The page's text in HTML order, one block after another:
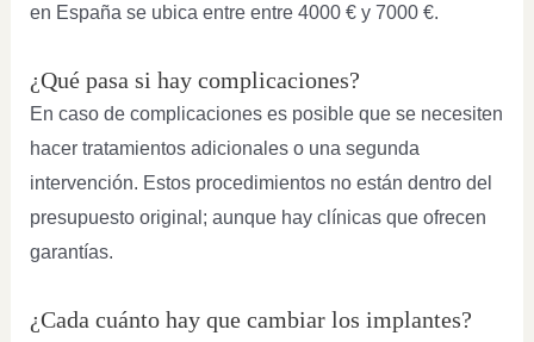
en España se ubica entre entre 4000 € y 7000 €.
¿Qué pasa si hay complicaciones?
En caso de complicaciones es posible que se necesiten
hacer tratamientos adicionales o una segunda
intervención. Estos procedimientos no están dentro del
presupuesto original; aunque hay clínicas que ofrecen
garantías.
¿Cada cuánto hay que cambiar los implantes?